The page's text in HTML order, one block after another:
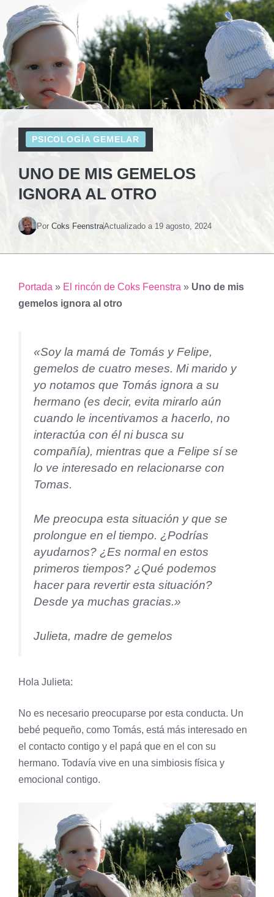
PSICOLOGÍA GEMELAR
UNO DE MIS GEMELOS
IGNORA AL OTRO
Por Coks FeenstraActualizado a 19 agosto, 2024
Portada » El rincón de Coks Feenstra » Uno de mis
gemelos ignora al otro
«Soy la mamá de Tomás y Felipe,
gemelos de cuatro meses. Mi marido y
yo notamos que Tomás ignora a su
hermano (es decir, evita mirarlo aún
cuando le incentivamos a hacerlo, no
interactúa con él ni busca su
compañía), mientras que a Felipe sí se
lo ve interesado en relacionarse con
Tomas.
Me preocupa esta situación y que se
prolongue en el tiempo. ¿Podrías
ayudarnos? ¿Es normal en estos
primeros tiempos? ¿Qué podemos
hacer para revertir esta situación?
Desde ya muchas gracias.»
Julieta, madre de gemelos
Hola Julieta:
No es necesario preocuparse por esta conducta. Un
bebé pequeño, como Tomás, está más interesado en
el contacto contigo y el papá que en el con su
hermano. Todavía vive en una simbiosis física y
emocional contigo.